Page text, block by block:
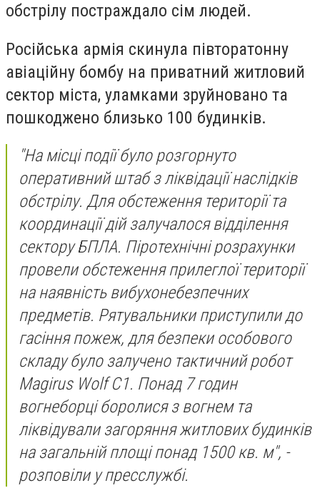
обстрілу постраждало сім людей.
Російська армія скинула півторатонну
авіаційну бомбу на приватний житловий
сектор міста, уламками зруйновано та
пошкоджено близько 100 будинків.
"На місці події було розгорнуто
оперативний штаб з ліквідації наслідків
обстрілу. Для обстеження території та
координації дій залучалося відділення
сектору БПЛА. Піротехнічні розрахунки
провели обстеження прилеглої території
на наявність вибухонебезпечних
предметів. Рятувальники приступили до
гасіння пожеж, для безпеки особового
складу було залучено тактичний робот
Magirus Wolf С1. Понад 7 годин
вогнеборці боролися з вогнем та
ліквідували загоряння житлових будинків
на загальній площі понад 1500 кв. м", -
розповіли у пресслужбі.